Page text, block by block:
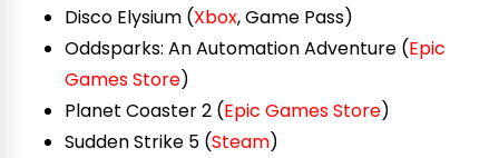
Disco Elysium (Xbox, Game Pass)
Oddsparks: An Automation Adventure (Epic
Games Store)
Planet Coaster 2 (Epic Games Store)
Sudden Strike 5 (Steam)